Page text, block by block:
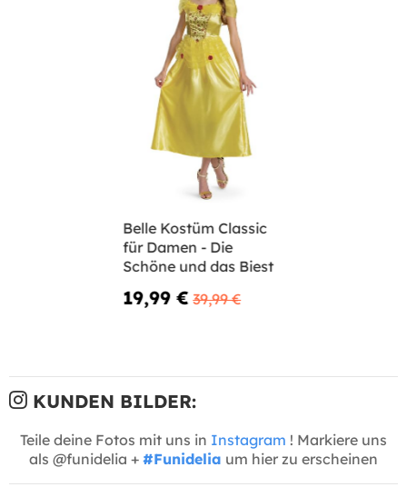
Belle Kostüm Classic
für Damen - Die
Schöne und das Biest
19,99 € 39,99 €
KUNDEN BILDER:
Teile deine Fotos mit uns in Instagram ! Markiere uns
als @funidelia + #Funidelia um hier zu erscheinen